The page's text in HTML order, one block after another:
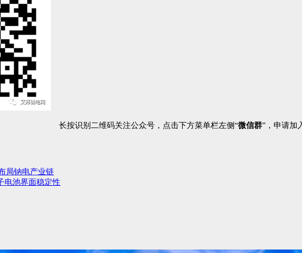
长按识别二维码关注公众号，点击下方菜单栏左侧“微信群”，申请加
局钠电产业链
电池界面稳定性